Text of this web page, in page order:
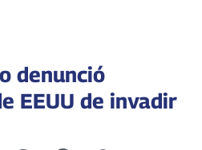
denunció
EEUU de invadir